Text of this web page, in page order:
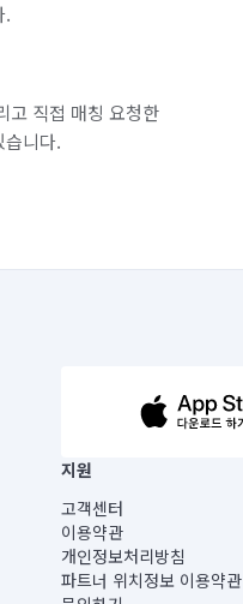
.
고 직접 매칭 요청한
니다.
지원
고객센터
이용약관
개인정보처리방침
파트너 위치정보 이용약관